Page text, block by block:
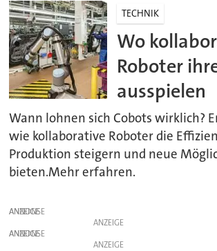
TECHNIK
Wo
Roboter
ausspielen
Wann lohnen sich Cobots wirklich?
wie kollaborative Roboter die
Produktion steigern und neue
bieten.Mehr erfahren.
ANZEIGE
ANZEIGE
ANZEIGE
ANZEIGE